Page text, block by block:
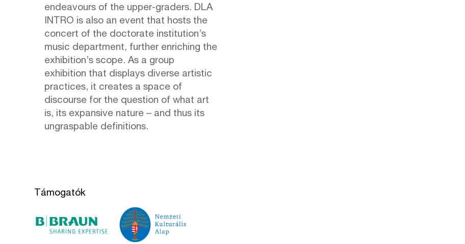
endeavours of the upper-graders. DLA
INTRO is also an event that hosts the
concert of the doctorate institution’s
music department, further enriching the
exhibition’s scope. As a group
exhibition that displays diverse artistic
practices, it creates a space of
discourse for the question of what art
is, its expansive nature – and thus its
ungraspable definitions.
Támogatók